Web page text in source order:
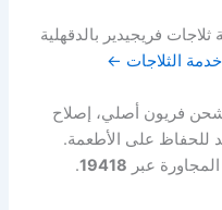
ثلاجات فريجيدير بالدقهلية
الثلاجات ←
فريون أصلي، إصلاح
للحفاظ على الأطعمة.
عبر 19418
.